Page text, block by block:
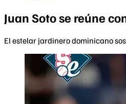
Juan Soto se reúne
El estelar jardinero dominicano